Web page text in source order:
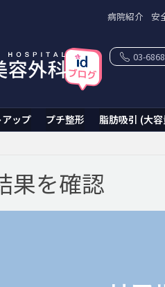
病院紹介 安
ップ プチ整形 脂肪吸引 (大
03-
果を確認